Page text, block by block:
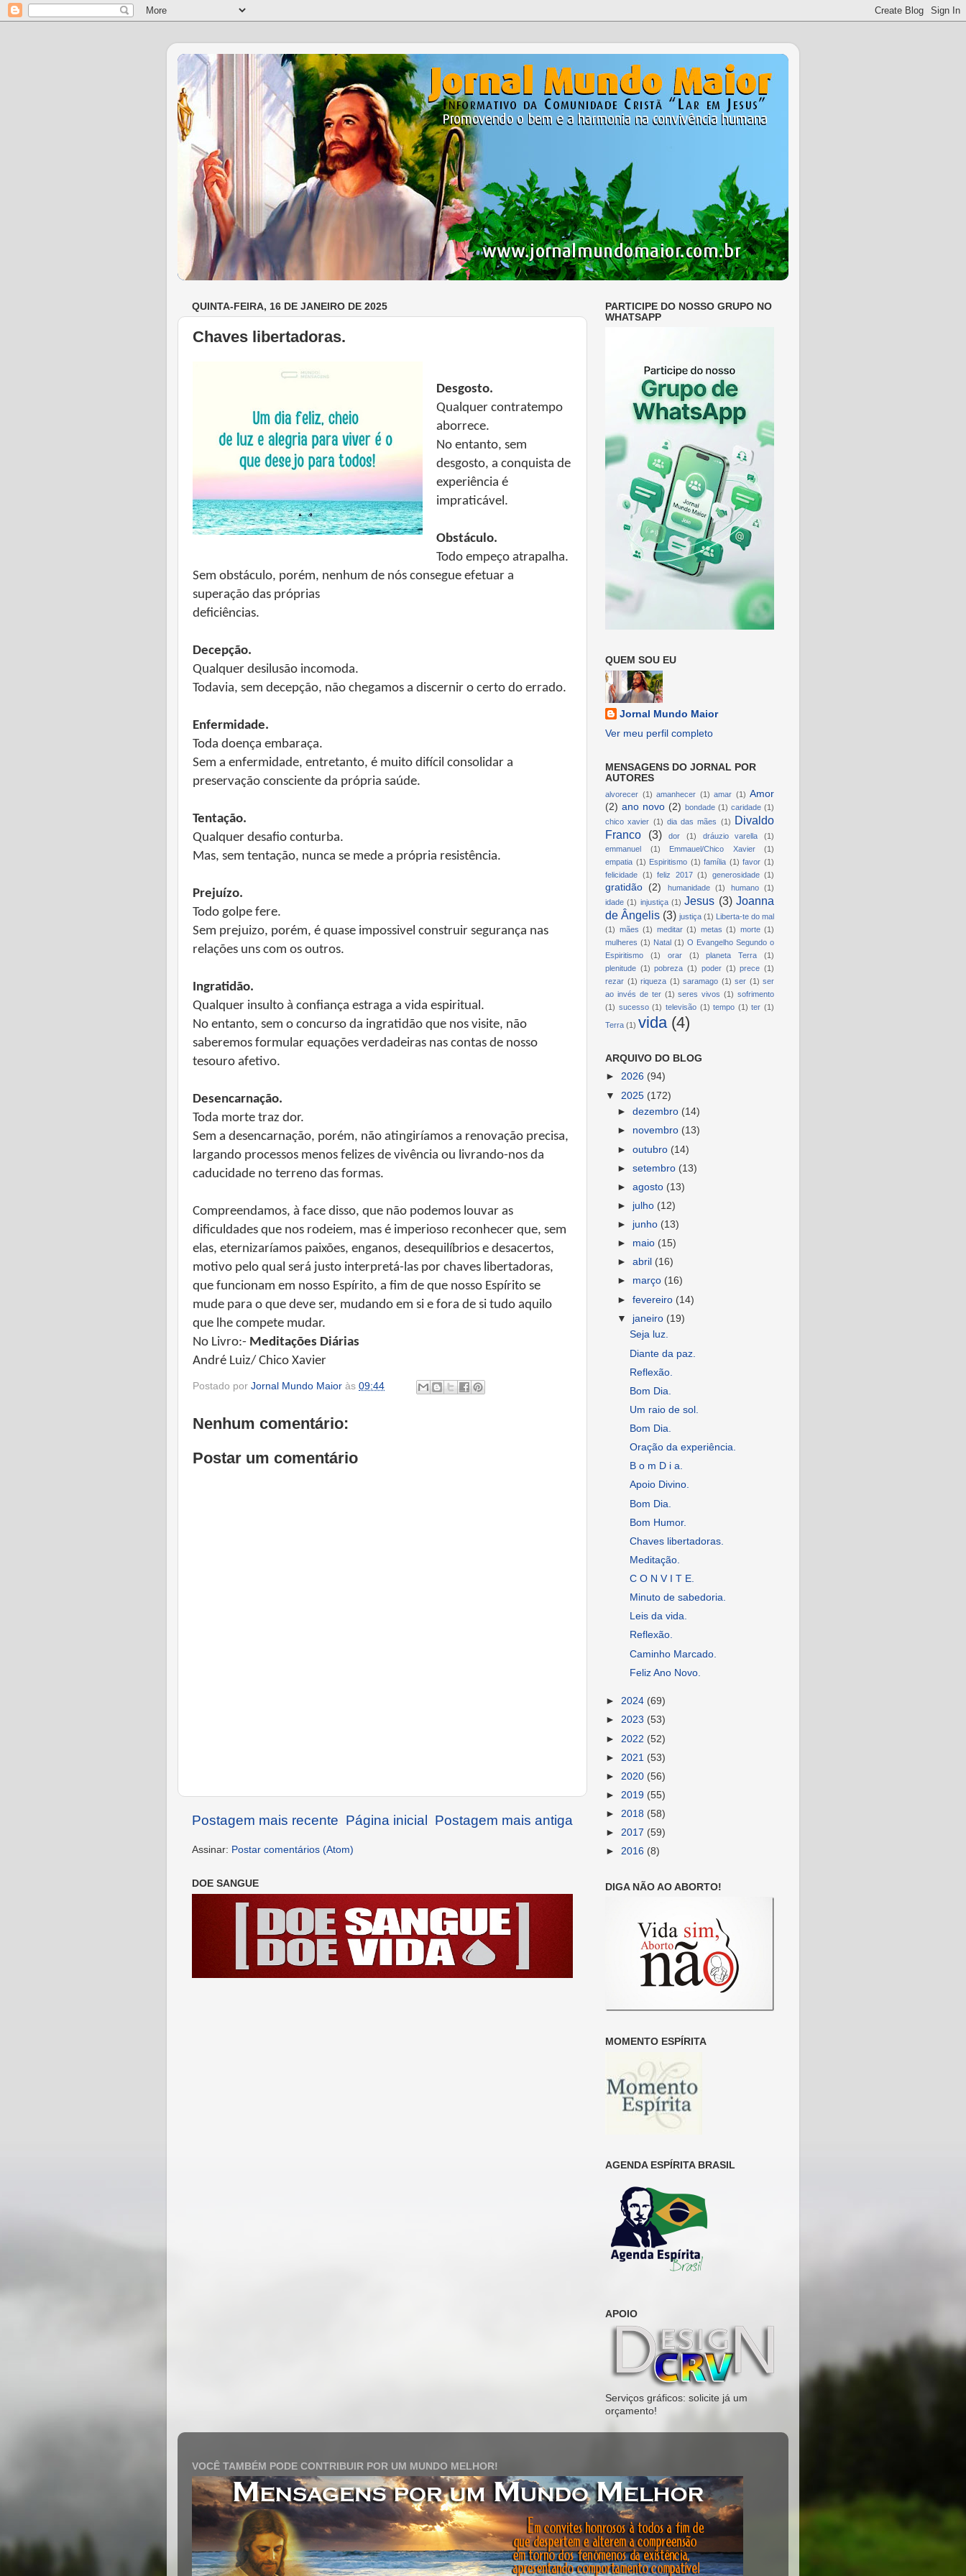
QUINTA-FEIRA, 16 DE JANEIRO DE 2025
Chaves libertadoras.
Desgosto.
Qualquer contratempo
aborrece.
No entanto, sem
desgosto, a conquista de
experiência é
impraticável.
Obstáculo.
Todo empeço atrapalha.
Sem obstáculo, porém, nenhum de nós consegue efetuar a
superação das próprias
deficiências.
Decepção.
Qualquer desilusão incomoda.
Todavia, sem decepção, não chegamos a discernir o certo do errado.
Enfermidade.
Toda doença embaraça.
Sem a enfermidade, entretanto, é muito difícil consolidar a
preservação consciente da própria saúde.
Tentação.
Qualquer desafio conturba.
Mas, sem tentação, nunca se mede a própria resistência.
Prejuízo.
Todo golpe fere.
Sem prejuizo, porém, é quase impossivel construir segurança nas
relações uns com os outros.
Ingratidão.
Qualquer insulto à confiança estraga a vida espiritual.
No entanto, sem o concurso da ingratidão que nos visite, não
saberemos formular equações verdadeiras nas contas de nosso
tesouro afetivo.
Desencarnação.
Toda morte traz dor.
Sem a desencarnação, porém, não atingiríamos a renovação precisa,
largando processos menos felizes de vivência ou livrando-nos da
caducidade no terreno das formas.
Compreendamos, à face disso, que não podemos louvar as
dificuldades que nos rodeiem, mas é imperioso reconhecer que, sem
elas, eternizaríamos paixões, enganos, desequilíbrios e desacertos,
motivo pelo qual será justo interpretá-las por chaves libertadoras,
que funcionam em nosso Espírito, a fim de que nosso Espírito se
mude para o que deve ser, mudando em si e fora de si tudo aquilo
que lhe compete mudar.
No Livro:- Meditações Diárias
André Luiz/ Chico Xavier
Postado por Jornal Mundo Maior às 09:44
Nenhum comentário:
Postar um comentário
Postagem mais recente Postagem mais antiga
Página inicial
Assinar: Postar comentários (Atom)
DOE SANGUE
PARTICIPE DO NOSSO GRUPO NO
WHATSAPP
QUEM SOU EU
Jornal Mundo Maior
Ver meu perfil completo
MENSAGENS DO JORNAL POR
AUTORES
alvorecer (1) amanhecer (1) amar (1) Amor
(2) ano novo (2) bondade (1) caridade (1)
chico xavier (1) dia das mães (1) Divaldo
Franco
(3) dor (1) dráuzio varella
(1)
emmanuel
(1) Emmauel/Chico Xavier
(1)
empatia (1) Espiritismo (1) família (1) favor (1)
felicidade (1) feliz 2017 (1) generosidade (1)
gratidão (2) humanidade (1) humano
(1)
idade (1) injustiça (1) Jesus (3) Joanna
de Ângelis (3) justiça (1)
Liberta-te do mal
(1) mães (1) meditar (1) metas (1) morte (1)
mulheres (1) Natal (1) O Evangelho Segundo o
Espiritismo
(1) orar (1) planeta Terra
(1)
plenitude (1) pobreza (1) poder (1) prece (1)
rezar (1) riqueza (1) saramago (1) ser (1) ser
ao invés de ter (1) seres vivos (1) sofrimento
(1) sucesso (1) televisão (1) tempo (1) ter (1)
Terra (1) vida (4)
ARQUIVO DO BLOG
► 2026 (94)
▼ 2025 (172)
►dezembro (14)
► novembro (13)
►outubro (14)
►setembro (13)
►agosto (13)
► julho (12)
► junho (13)
► maio (15)
►abril (16)
► março (16)
►fevereiro (14)
▼ janeiro (19)
Seja luz.
Diante da paz.
Reflexão.
Bom Dia.
Um raio de sol.
Bom Dia.
Oração da experiência.
B o m D i a.
Apoio Divino.
Bom Dia.
Bom Humor.
Chaves libertadoras.
Meditação.
C O N V I T E.
Minuto de sabedoria.
Leis da vida.
Reflexão.
Caminho Marcado.
Feliz Ano Novo.
► 2024 (69)
► 2023 (53)
► 2022 (52)
► 2021 (53)
► 2020 (56)
► 2019 (55)
► 2018 (58)
► 2017 (59)
► 2016 (8)
DIGA NÃO AO ABORTO!
MOMENTO ESPÍRITA
AGENDA ESPÍRITA BRASIL
APOIO
Serviços gráficos: solicite já um
orçamento!
VOCÊ TAMBÉM PODE CONTRIBUIR POR UM MUNDO MELHOR!